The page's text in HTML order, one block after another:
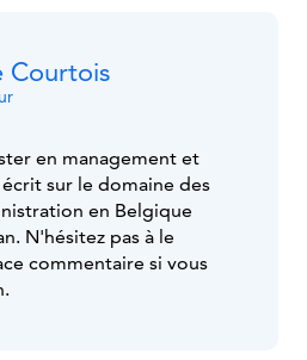
Courtois
en management et
sur le domaine des
en Belgique
N'hésitez pas à le
commentaire si vous